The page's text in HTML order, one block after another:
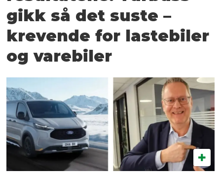
gikk så det suste –
krevende for lastebiler
og varebiler